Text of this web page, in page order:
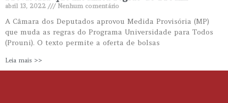
abril 13, 2022 Nenhum comentário
A Câmara dos Deputados aprovou Medida Provisória (MP)
que muda as regras do Programa Universidade para Todos
(Prouni). O texto permite a oferta de bolsas
Leia mais >>